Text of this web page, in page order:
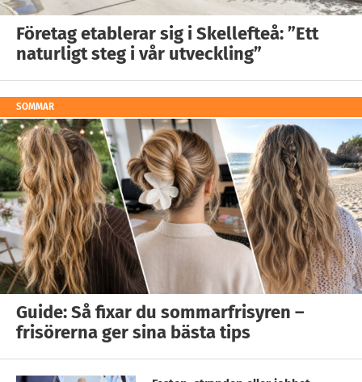
Företag etablerar sig i Skellefteå: ”Ett
naturligt steg i vår utveckling”
SOMMAR
Guide: Så fixar du sommarfrisyren –
frisörerna ger sina bästa tips